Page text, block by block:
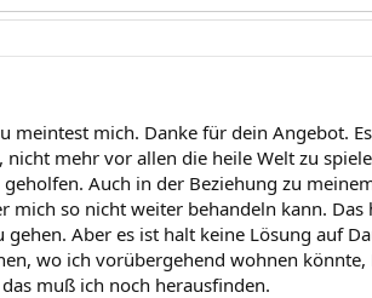
meintest mich. Danke für dein Angebot.
nicht mehr vor allen die heile Welt zu
Auch in der Beziehung zu
mich so nicht weiter behandeln kann.
gehen. Aber es ist halt keine Lösung auf
wo ich vorübergehend wohnen
muß ich noch herausfinden.